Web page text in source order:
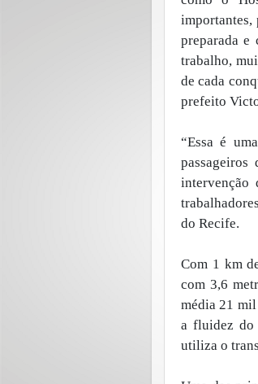
importantes,
preparada e
trabalho,
de cada
prefeito
“Essa é
passageiros
intervenção
do Recife.
Com 1 km
com 3,6
média 21
a fluidez do
utiliza o